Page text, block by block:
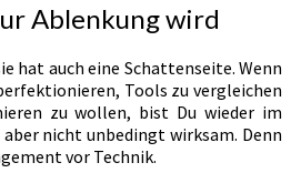
Ablenkung wird
hat auch eine Schattenseite. Wenn
Tools zu vergleichen
zu wollen, bist Du wieder im
nicht unbedingt wirksam. Denn
vor Technik.